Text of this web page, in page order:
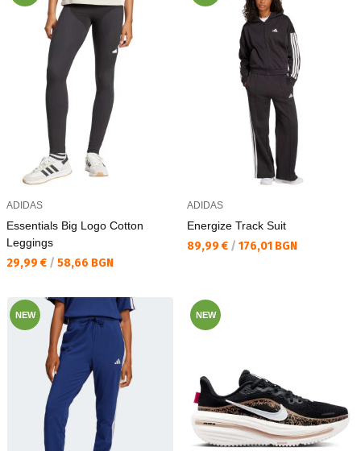
ADIDAS
Essentials Big Logo Cotton
Leggings
Текуща цена:
29,99 € / 58,66 BGN
ADIDAS
Energize Track Suit
Текуща цена:
89,99 € / 176,01 BGN
NEW NEW